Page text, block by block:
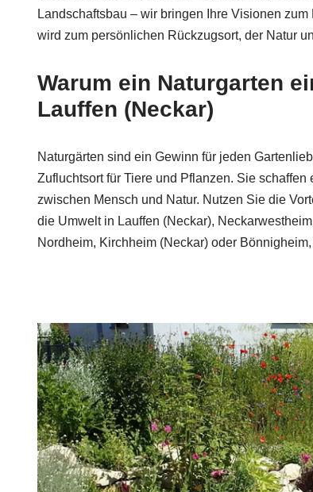
Landschaftsbau – wir bringen Ihre Visionen
wird zum persönlichen Rückzugsort, der Natur
Warum ein Naturgarten
Lauffen (Neckar)
Naturgärten sind ein Gewinn für jeden
Zufluchtsort für Tiere und Pflanzen. Sie
zwischen Mensch und Natur. Nutzen Sie die
die Umwelt in Lauffen (Neckar),
Nordheim, Kirchheim (Neckar) oder